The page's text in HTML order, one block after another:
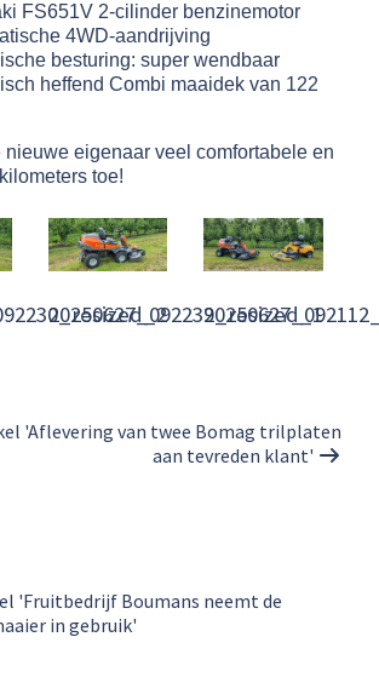
FS651V 2-cilinder benzinemotor
4WD-aandrijving
besturing: super wendbaar
heffend Combi maaidek van 122
eigenaar veel comfortabele en
toe!
20250627_092239_resized_1
'Aflevering van twee Bomag trilplaten
aan tevreden klant'
'Fruitbedrijf Boumans neemt de
in gebruik'